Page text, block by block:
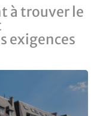
à trouver le
exigences